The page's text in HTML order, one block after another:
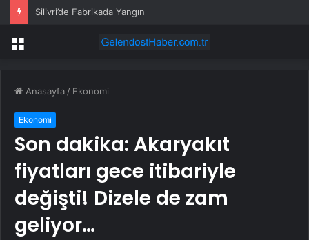
Menü
Anasayfa / Ekonomi
Ekonomi
Son dakika: Akaryakıt
fiyatları gece itibariyle
değişti! Dizele de zam
geliyor…